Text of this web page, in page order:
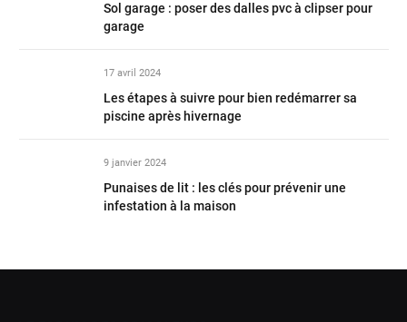
Sol garage : poser des dalles pvc à clipser pour
garage
17 avril 2024
Les étapes à suivre pour bien redémarrer sa
piscine après hivernage
9 janvier 2024
Punaises de lit : les clés pour prévenir une
infestation à la maison